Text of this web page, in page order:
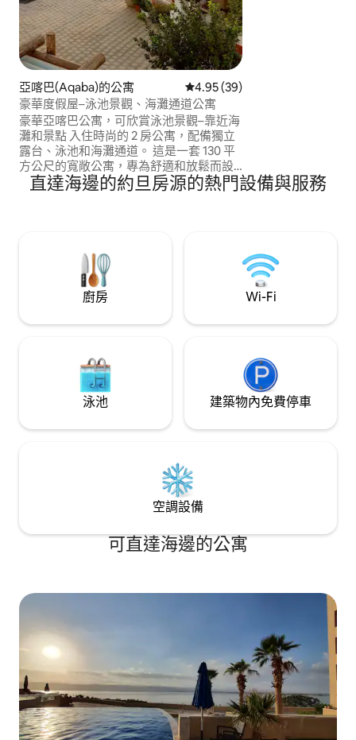
亞喀巴(Aqaba)的公寓 從 39 則評價中獲得 4.95 的平均
4.95 (39)
豪華度假屋–泳池景觀、海灘通道公寓
豪華亞喀巴公寓，可欣賞泳池景觀–靠近海
灘和景點 入住時尚的 2 房公寓，配備獨立
露台、泳池和海灘通道。 這是一套 130 平
方公尺的寬敞公寓，專為舒適和放鬆而設
計。 以及高速 WiFi。 位於 Saraya Aqaba
的黃金地段，靠近萬豪阿爾馬納拉飯店
店和餐廳。僅限情侶入住，不接受家庭或
女生團體預訂。
直達海邊的約旦房源的熱門設備與服務
廚房 Wi-Fi
泳池 建築物內免費停車
空調設備
可直達海邊的公寓